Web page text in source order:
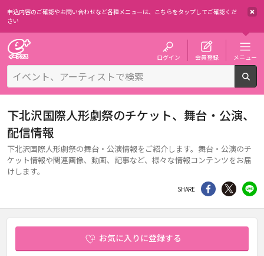
申込内容のご確認やお問い合わせなど各種メニューは、 こちらをタップしてご確認くだ
さい
ログイン 会員登録 メニュー
下北沢国際人形劇祭のチケット、舞台・公演、
配信情報
下北沢国際人形劇祭の舞台・公演情報をご紹介します。舞台・公演のチ
ケット情報や関連画像、動画、記事など、様々な情報コンテンツをお届
けします。
SHARE シェア Twitter
お気に入りに登録する